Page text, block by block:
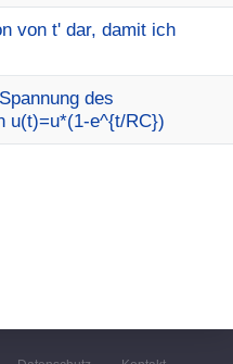
von t' dar, damit ich
des
u(t)=u*(1-e^{t/RC})